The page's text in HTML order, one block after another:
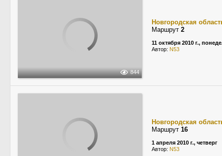
844
Новгородская
Маршрут 2
11 октября 2010 г.,
Автор: N53
Новгородская
Маршрут 16
1 апреля 2010 г., четверг
Автор: N53